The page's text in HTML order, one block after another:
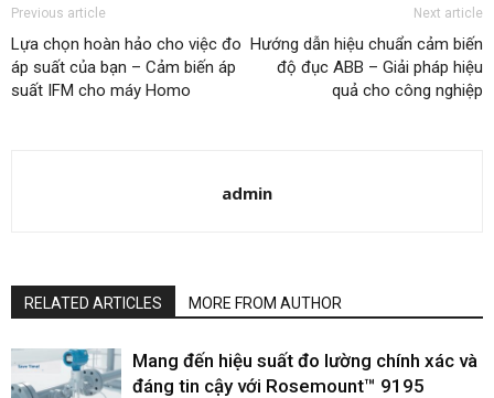
Previous article
Lựa chọn hoàn hảo cho việc đo
áp suất của bạn – Cảm biến áp
suất IFM cho máy Homo
Next article
Hướng dẫn hiệu chuẩn cảm biến
độ đục ABB – Giải pháp hiệu
quả cho công nghiệp
admin
RELATED ARTICLES MORE FROM AUTHOR
Mang đến hiệu suất đo lường chính xác và
đáng tin cậy với Rosemount™ 9195